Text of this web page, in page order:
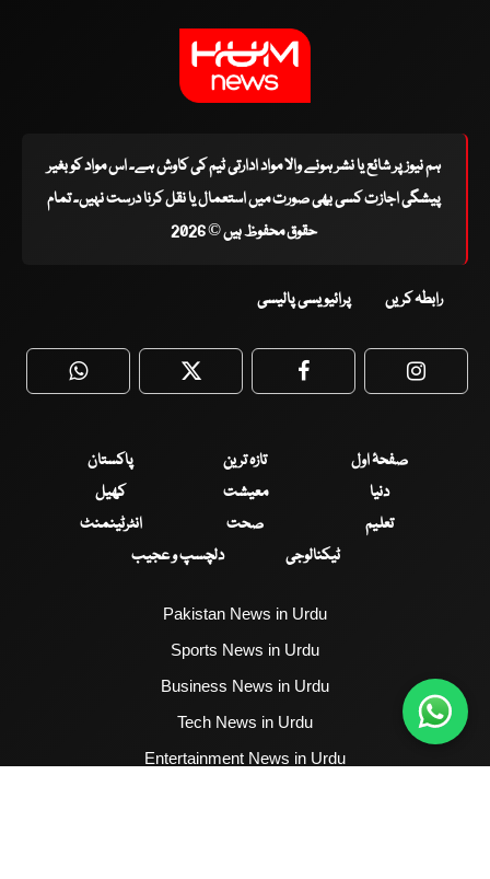
ہم نیوز پر شائع یا نشر ہونے والا مواد ادارتی ٹیم کی کاوش ہے۔ اس مواد کو بغیر
پیشگی اجازت کسی بھی صورت میں استعمال یا نقل کرنا درست نہیں۔ تمام
حقوق محفوظ ہیں © 2026
رابطہ کریں پرائیویسی پالیسی
WhatsApp Twitter Facebook
صفحۂ اول تازہ ترین
پاکستان
دنیا
معیشت
کھیل
تعلیم
صحت
انٹرٹینمنٹ
ٹیکنالوجی
دلچسپ و عجیب
Pakistan News in Urdu
Sports News in Urdu
Business News in Urdu
Tech News in Urdu
Entertainment News in Urdu